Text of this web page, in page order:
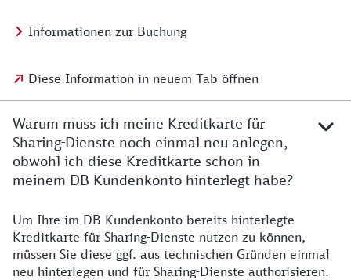
Informationen zur Buchung
Diese Information in neuem Tab öffnen
Warum muss ich meine Kreditkarte für
Sharing-Dienste noch einmal neu anlegen,
obwohl ich diese Kreditkarte schon in
meinem DB Kundenkonto hinterlegt habe?
Um Ihre im DB Kundenkonto bereits hinterlegte
Kreditkarte für Sharing-Dienste nutzen zu können,
müssen Sie diese ggf. aus technischen Gründen einmal
neu hinterlegen und für Sharing-Dienste authorisieren.